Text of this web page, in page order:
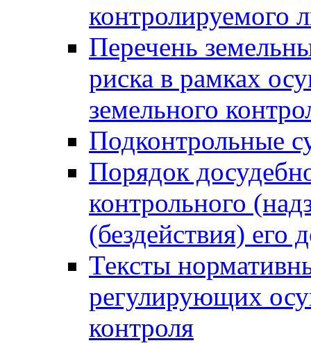
контролируемого
Перечень
риска в рамках
земельного
Подконтрольные
Порядок
контрольного
(бездействия)
Тексты
регулирующих
контроля